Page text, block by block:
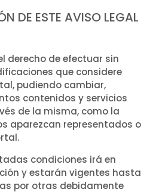
DE ESTE AVISO LEGAL
derecho de efectuar sin
que considere
pudiendo cambiar,
contenidos y servicios
de la misma, como la
aparezcan representados o
condiciones irá en
y estarán vigentes hasta
por otras debidamente